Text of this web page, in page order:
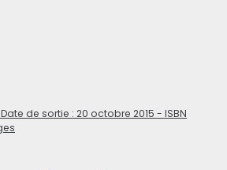
de sortie : 20 octobre 2015 - ISBN